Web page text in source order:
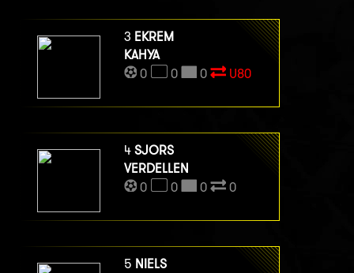
3 EKREM
KAHYA
0
0 0 U80
4 SJORS
VERDELLEN
0
0 0 0
5 NIELS